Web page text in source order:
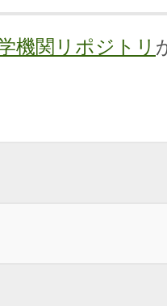
機関リポジトリ